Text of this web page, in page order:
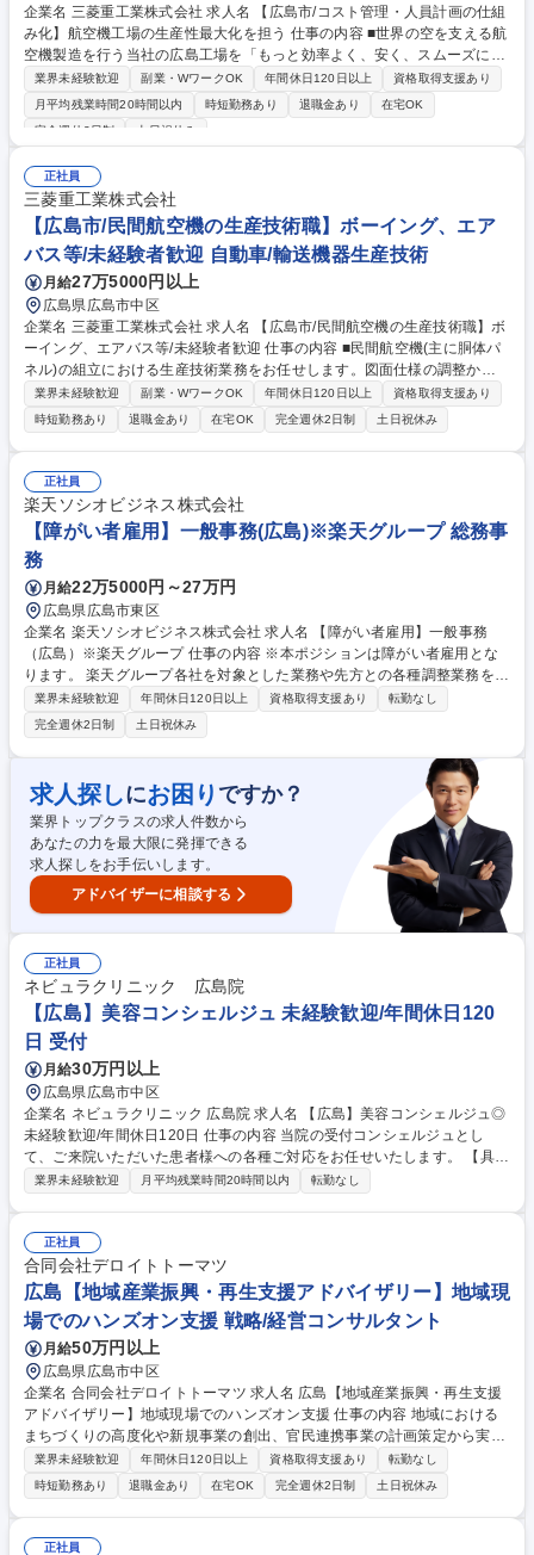
企業名 三菱重工業株式会社 求人名 【広島市/コスト管理・人員計画の仕組
み化】航空機工場の生産性最大化を担う 仕事の内容 ■世界の空を支える航
空機製造を行う当社の広島工場を「もっと効率よく、安く、スムーズに動
かす」ため、予算管理のDX化（BIツール活用）、操業・人員計画の立
案、請負パートナーとの連携管理等をお任せします。 (1)コスト管理のD
X：BIツール等を用いた経費の予実管理ダッシュボード構築、副資材の自
(KPI)に基づく稼働効率分析、増産計画を反映した中長期の人員配置シミュ
レーション、請負パートナーとの契約スキーム最適化 ★入社後はOJTで専
門知識を習得。現場責任者と対等に議論し、自らのアイデアを数千人規模
の工場経営にダイレクトに反映できる環境です。 募集職種 【広島市/コス
ト管理・人員計画の仕組み化】航空機工場の生産性最大化を担う
業界未経験歓迎 副業・WワークOK 年間休日120日以上
資格取得支援あり
月平均残業時間20時間以内
時短勤務あり 退職金あり
在宅OK
完全週休2日制
土日祝休み
正社員
三菱重工業株式会社
【広島市/民間航空機の生産技術職】ボーイング、エア
バス等/未経験者歓迎 自動車/輸送機器生産技術
月給27万5000円以上
広島県広島市中区
企業名 三菱重工業株式会社 求人名 【広島市/民間航空機の生産技術職】ボ
ーイング、エアバス等/未経験者歓迎 仕事の内容 ■民間航空機(主に胴体パ
ネル)の組立における生産技術業務をお任せします。図面仕様の調整から
組立工法の検討、生産準備、量産サポート、生産性向上のための改善、設
計変更対応等、一連の業務を担います。 【具体的な業務】 ■図面仕様の調
整、組立工法検討、生産準備、生産サポート等の一連の生産技術業務 ■生
産性向上のための自動化・改善業務 ■生産維持フェーズにおける設計変更
対応、形態管理 【グローバルな活躍】中長期的には適性に応じ、海外顧客
との直接折衝や海外拠点への駐在なども担当。世界の空を飛ぶ航空機づく
りに深く関われるスケールの大きな仕事です。 募集職種 【広島市/民間航
空機の生産技術職】ボーイング、エアバス等/未経験者歓迎
業界未経験歓迎 副業・WワークOK 年間休日120日以上
資格取得支援あり
時短勤務あり
退職金あり 在宅OK 完全週休2日制 土日祝休み
正社員
楽天ソシオビジネス株式会社
【障がい者雇用】一般事務(広島)※楽天グループ 総務事
務
月給22万5000円～27万円
広島県広島市東区
企業名 楽天ソシオビジネス株式会社 求人名 【障がい者雇用】一般事務
（広島）※楽天グループ 仕事の内容 ※本ポジションは障がい者雇用とな
ります。 楽天グループ各社を対象とした業務や先方との各種調整業務をご
担当頂きます。 【詳細】■総務関連業務■人事労務、教育研修関連業務■経
理事務（決済代行、立替金処理など）■サービス運用関連業務（楽天が展
開するサービスの運用、情報精査、審査、メルマガ制作など）■発送・PD
F化・印刷関連業務（キャンペーン運営事務局対応、補助、物品の梱包、
発送など） ※上記の業務のうちいずれかをご担当いただきます。※仕事内
容は障がいの状況により相談に応じます。 ※変更範囲:当社業務全般 募集
職種 【障がい者雇用】一般事務（広島）※楽天グループ
業界未経験歓迎 年間休日120日以上 資格取得支援あり
転勤なし
完全週休2日制
土日祝休み
求人探しにお困り ですか？
業界トップクラスの求人件数から
あなたの力を最大限に発揮できる
求人探しをお手伝いします。
アドバイザーに相談する
正社員
ネビュラクリニック 広島院
【広島】美容コンシェルジュ 未経験歓迎/年間休日120
日 受付
月給30万円以上
広島県広島市中区
企業名 ネビュラクリニック 広島院 求人名 【広島】美容コンシェルジュ◎
未経験歓迎/年間休日120日 仕事の内容 当院の受付コンシェルジュとし
て、ご来院いただいた患者様への各種ご対応をお任せいたします。 【具体
的な業務内容】 ・受付、会計、カウンセリング ・施術内容、ダウンタイ
【広島】美容コンシェルジュ◎未経験歓迎/年間休日120日
業界未経験歓迎 月平均残業時間20時間以内 転勤なし
正社員
合同会社デロイトトーマツ
広島【地域産業振興・再生支援アドバイザリー】地域現
場でのハンズオン支援 戦略/経営コンサルタント
月給50万円以上
広島県広島市中区
企業名 合同会社デロイトトーマツ 求人名 広島【地域産業振興・再生支援
アドバイザリー】地域現場でのハンズオン支援 仕事の内容 地域における
まちづくりの高度化や新規事業の創出、官民連携事業の計画策定から実行
支援をお任せします。 【案件事例】■地域の様々な行政計画等の策定・実
行支援(福島復興支援プロジェクト等) ■広域連携の企画・調整・実行支援■
まちづくり会社の立ち上げ/運営支援（経営管理体制構築、収益力強化等）
■官民連携事業の企画・構想・事業計画の策定、実行支援■地域の遊休不動
産/インフラの有効活用に向けた戦略の策定/実行支援■観光戦略の策定/実
業界未経験歓迎 年間休日120日以上 資格取得支援あり
転勤なし
時短勤務あり
退職金あり 在宅OK 完全週休2日制 土日祝休み
正社員